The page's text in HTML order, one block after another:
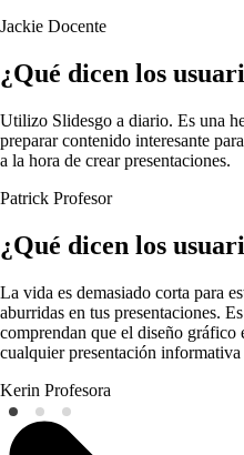
Jackie Docente
¿Qué dicen los
Utilizo Slidesgo a diario. Es una
preparar contenido interesante
a la hora de crear presentaciones.
Patrick Profesor
¿Qué dicen los
La vida es demasiado corta para
aburridas en tus presentaciones.
comprendan que el diseño gráfico
cualquier presentación
Kerin Profesora